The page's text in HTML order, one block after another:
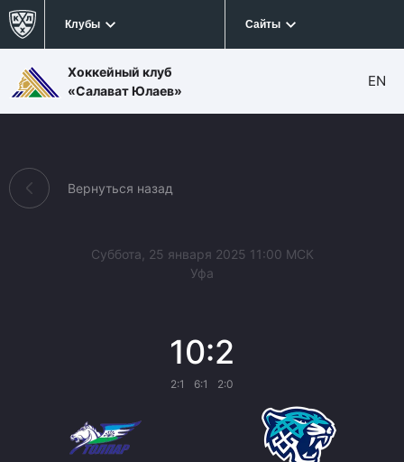
Клубы Сайты
Хоккейный клуб
«Салават Юлаев»
EN
Вернуться назад
Суббота, 25 января 2025 11:00 МСК
Уфа
10:2
2:1 6:1 2:0